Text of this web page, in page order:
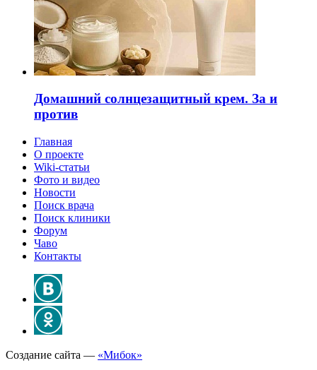
Домашний солнцезащитный крем. За и
против
Главная
О проекте
Wiki-статьи
Фото и видео
Новости
Поиск врача
Поиск клиники
Форум
Чаво
Контакты
Создание сайта — «Мибок»